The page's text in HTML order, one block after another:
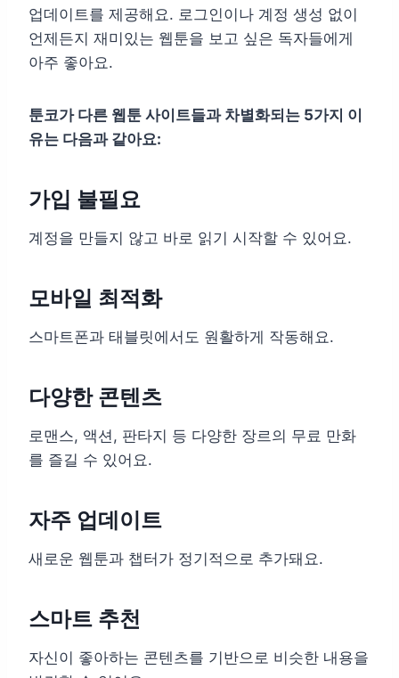
업데이트를 제공해요. 로그인이나 계정 생성 없이
언제든지 재미있는 웹툰을 보고 싶은 독자들에게
아주 좋아요.
툰코가 다른 웹툰 사이트들과 차별화되는 5가지 이
유는 다음과 같아요:
가입 불필요
계정을 만들지 않고 바로 읽기 시작할 수 있어요.
모바일 최적화
스마트폰과 태블릿에서도 원활하게 작동해요.
다양한 콘텐츠
로맨스, 액션, 판타지 등 다양한 장르의 무료 만화
를 즐길 수 있어요.
자주 업데이트
새로운 웹툰과 챕터가 정기적으로 추가돼요.
스마트 추천
자신이 좋아하는 콘텐츠를 기반으로 비슷한 내용을